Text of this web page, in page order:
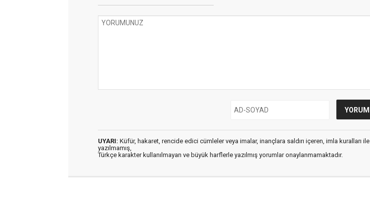
UYARI: Küfür, hakaret, rencide edici cümleler veya imalar, inançlara saldırı içeren, imla kuralları ile
yazılmamış,
Türkçe karakter kullanılmayan ve büyük harflerle yazılmış yorumlar onaylanmamaktadır.